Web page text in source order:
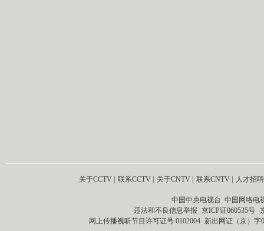
关于CCTV 联系CCTV 关于CNTV 联系CNTV 人才招聘
中国中央电视台 中国网络电
违法和不良信息举报 京ICP证060535号
网上传播视听节目许可证号 0102004 新出网证（京）